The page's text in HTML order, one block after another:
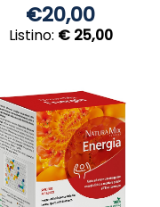
€20,00
Listino: € 25,00